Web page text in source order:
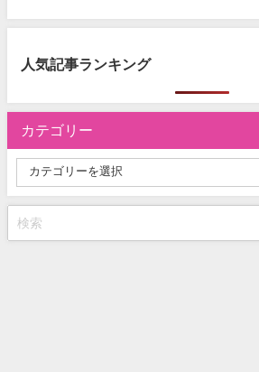
人気記事ランキング
カテゴリー